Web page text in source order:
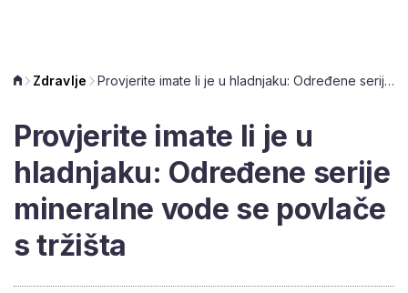
Zdravlje Provjerite imate li je u hladnjaku: Određene serije mineralne vode se povlače s tržišta
Provjerite imate li je u
hladnjaku: Određene serije
mineralne vode se povlače
s tržišta